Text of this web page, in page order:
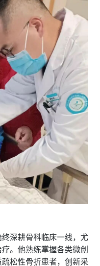
深耕骨科临床一线，尤
。他熟练掌握各类微创
松性骨折患者，创新采